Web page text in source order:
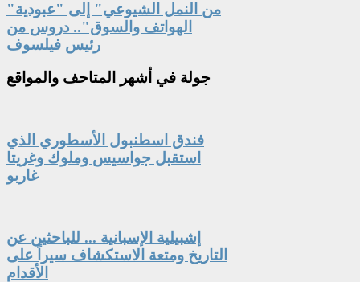
"من النمل الشيوعي" إلى "عبودية
الهواتف والسوق".. دروس من
رئيس فيلسوف
جولة في أشهر المتاحف والمواقع
فندق اسطنبول الأسطوري الذي
استقبل جواسيس وملوك وغريتا
غاربو
إشبيلية الإسبانية ... للباحثين عن
التاريخ ومتعة الاستكشاف سيراً على
الأقدام